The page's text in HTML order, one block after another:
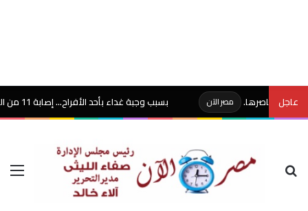
عاجل مصر الآن بسبب وجبة غداء بأحد الأفراح… إصابة 11 من المعازيم بنزلة معوية حادة بكفر البطيخ في دمياط..
بحث عن